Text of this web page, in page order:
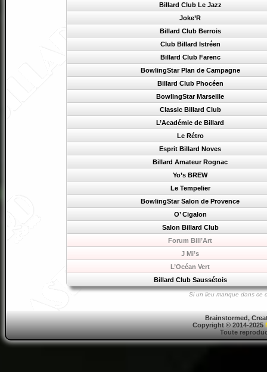
Billard Club Le Jazz
Joke’R
Billard Club Berrois
Club Billard Istréen
Billard Club Farenc
BowlingStar Plan de Campagne
Billard Club Phocéen
BowlingStar Marseille
Classic Billard Club
L’Académie de Billard
Le Rétro
Esprit Billard Noves
Billard Amateur Rognac
Yo’s BREW
Le Tempelier
BowlingStar Salon de Provence
O’ Cigalon
Salon Billard Club
Forum Bill’Art
J Mi’s
L’Océan Vert
Billard Club Saussétois
Si un lieu manque dans ce
Brainstormed,
Copyright © 2014-2025
Toute